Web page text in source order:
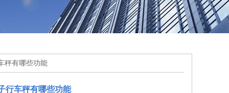
秤有哪些功能
行车秤有哪些功能